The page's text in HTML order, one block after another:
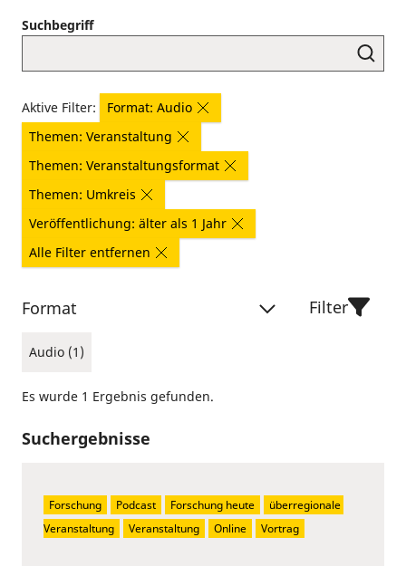
Suchbegriff
Aktive Filter:
Format: Audio
Themen: Veranstaltung
Themen: Veranstaltungsformat
Themen: Umkreis
Veröffentlichung: älter als 1 Jahr
Alle Filter entfernen
Format
Audio (1)
Filter
Es wurde 1 Ergebnis gefunden.
Suchergebnisse
Forschung Podcast Forschung heute
überregionale
Veranstaltung
Veranstaltung Online Vortrag